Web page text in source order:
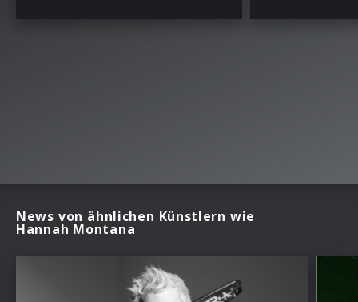
News von ähnlichen Künstlern wie
Hannah Montana